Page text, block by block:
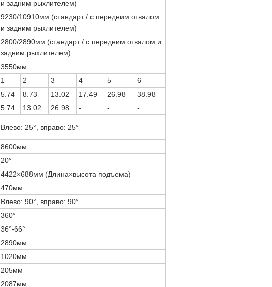
и задним рыхлителем)
9230/10910мм (стандарт / с передним отвалом
и задним рыхлителем)
2800/2890мм (стандарт / с передним отвалом и
задним рыхлителем)
3550мм
1 2 3 4 5
6
5.74 8.73 13.02 17.49 26.98
38.98
5.74 13.02 26.98 - - -
Влево: 25°, вправо: 25°
8600мм
20°
4422×688мм (Длина×высота подъема)
470мм
Влево: 90°, вправо: 90°
360°
36°-66°
2890мм
1020мм
205мм
2087мм